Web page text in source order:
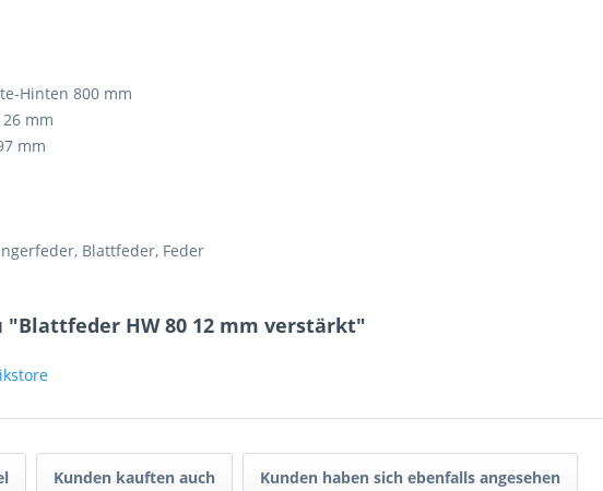
Hinten 800 mm
mm
mm
Blattfeder, Feder
HW 80 12 mm verstärkt"
Kunden kauften auch Kunden haben sich ebenfalls angesehen